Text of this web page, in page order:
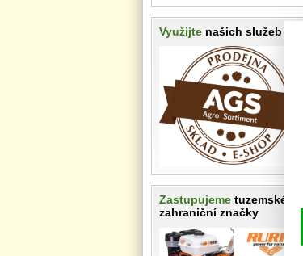
Využijte našich služeb
Zastupujeme tuzemské i
zahraniční značky